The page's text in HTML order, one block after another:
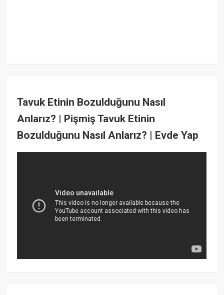
Tavuk Etinin Bozulduğunu Nasıl
Anlarız? | Pişmiş Tavuk Etinin
Bozulduğunu Nasıl Anlarız? | Evde Yap